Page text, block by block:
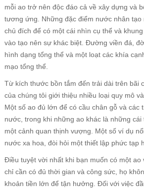
mỗi ao trở nên độc đáo cả về xây dựng và
tương ứng. Những đặc điểm nước nhân tạo
chủ đích để có một cái nhìn cụ thể và
vào tạo nên sự khác biệt. Đường viền đá,
hình dạng tổng thể và một loạt các khía
mạo tổng thể.
Từ kích thước bồn tắm đến trải dài trên bãi
của chúng tôi giới thiệu nhiều loại quy mô
Một số ao đủ lớn để có cầu chân gỗ và các
nước, trong khi những ao khác là những cái
một cảnh quan thịnh vượng. Một số ví dụ
nước xa hoa, đòi hỏi một thiết lập phức tạp
Điều tuyệt vời nhất khi bạn muốn có một
chỉ cần có đủ thời gian và công sức, họ
khoản tiền lớn để tận hưởng. Đối với việc